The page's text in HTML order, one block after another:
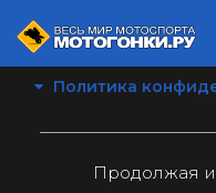
Политика
Продолжая